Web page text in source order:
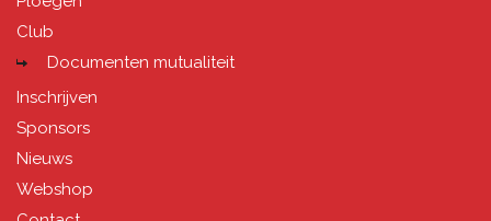
Club
Documenten mutualiteit
Inschrijven
Sponsors
Nieuws
Webshop